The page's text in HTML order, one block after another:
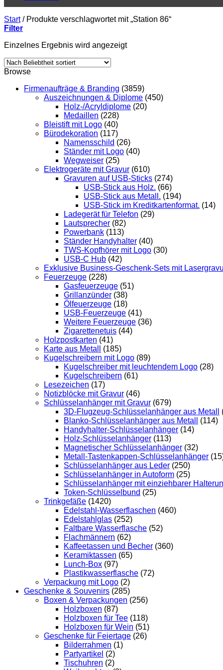
Start /Produkte verschlagwortet mit „Station 86“
Filter
Einzelnes Ergebnis wird angezeigt
Browse
Firmenaufträge & Branding (3859)
Auszeichnungen & Diplome (450)
Holz-/Acryldiplome (20)
Medaillen (228)
Bleistift mit Logo (40)
Bürodekoration (117)
Namensschild (26)
Ständer mit Logo (40)
Wegweiser (25)
Elektrogeräte mit Gravur (610)
Gravuren auf USB-Sticks (274)
USB-Stick aus Holz. (66)
USB-Stick aus Metall. (194)
USB-Stick im Kreditkartenformat. (14)
Ladegerät für Telefon (29)
Lautsprecher (82)
Powerbank (113)
Ständer Handyhalter (40)
TWS-Kopfhörer mit Logo (30)
USB-C Hub (42)
Exklusive Business-Geschenk-Sets mit
Feuerzeuge (228)
Gasfeuerzeuge (51)
Grillanzünder (38)
Ölfeuerzeuge (18)
USB-Feuerzeuge (41)
Weitere Feuerzeuge (36)
Zigarettenetuis (44)
Holzpostkarten (41)
Karte aus Metall
(185)
Kugelschreibern mit Logo (89)
Kugelschreiber mit leuchtendem Logo (28)
Kugelschreibern (61)
Lesezeichen (17)
Notizblöcke mit Gravur (46)
Schlüsselanhänger mit Gravur (679)
3D-Flugzeug-Schlüsselanhänger aus Metall
Blanko-Schlüsselanhänger aus Metall
(114)
Handyhalter-Schlüsselanhänger (14)
Holz-Schlüsselanhänger (113)
Magnetischer Schlüsselanhänger (32)
Metall-Tastenkappen-Schlüsselanhänger
Schlüsselanhänger aus Leder (250)
Schlüsselanhänger in Autoform (25)
Schlüsselanhänger mit einziehbarer
Token-Schlüsselbund (25)
Trinkgefäße (1420)
Edelstahl-Wasserflaschen (460)
Edelstahlglas (252)
Faltbare Wasserflasche (52)
Flachmännern (62)
Kaffeetassen und Becher (360)
Keramiktassen (65)
Lunch-Box (97)
Plastikwasserflasche (72)
Verpackung mit Logo (2)
Geschenke & Souvenirs (285)
Boxen & Verpackungen (256)
Holzboxen (87)
Holzboxen für Tee (118)
Holzboxen für Wein (51)
Geschenke für Feiertage (26)
Bilderrahmen (1)
Partyartikel (2)
Tischuhren (2)